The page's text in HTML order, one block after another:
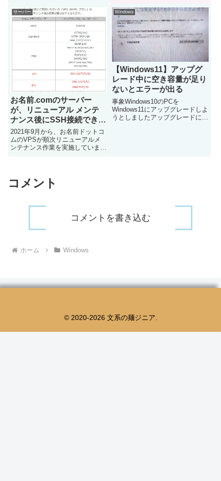
のだが、エラーメールが飛んでき
たり極端にバックアップ容量が少
なかったりとバックアップがうま
く取れていなそうだった...
うとしたのですが、エラーが出て
失敗したので対処法を記載してお
きますエラー内容...
サーバー
お名前.comのサーバー
が、リニューアル メンテ
ナンス後にSSH接続できな
い
2021年9月から、お名前ドットコ
ムのVPSが順次リニューアルメ
ンテナンス作業を実施しています
ができなくなったので焦りました
原因リニューアル後にコ...
Windows
【Windows11】アップグ
レード中に空き容量が足り
ないとエラーが出る
事象Windows10のPCを
Windows11にアップグレードしよ
うとしましたアップグレードに
コメント
コメントを書き込む
ホーム Windows
© 2020-2026 文系の麺ジニア.